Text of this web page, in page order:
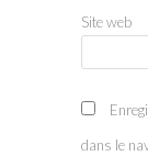
Site web
dans le